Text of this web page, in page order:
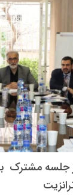
جلسه